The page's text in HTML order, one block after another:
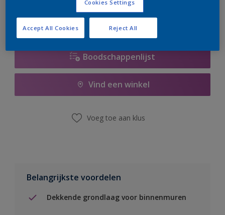
Boodschappenlijst
Vind een winkel
Voeg toe aan klus
Belangrijkste voordelen
Dekkende grondlaag voor binnenmuren
Cookies Settings
Reject All
Accept All Cookies